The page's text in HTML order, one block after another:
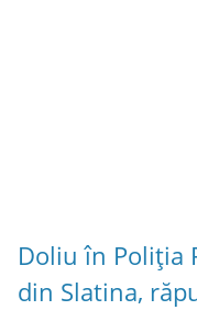
Doliu în Poliția
din Slatina,